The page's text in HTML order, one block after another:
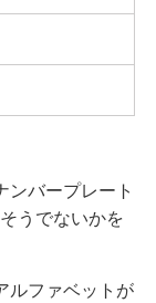
バープレート
うでないかを
ルファベットが